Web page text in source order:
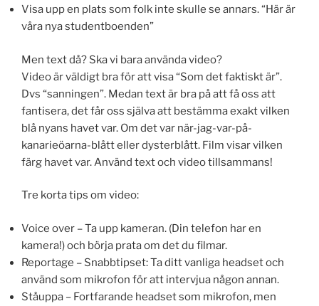
Visa upp en plats som folk inte skulle se annars. “Här är
våra nya studentboenden”
Men text då? Ska vi bara använda video?
Video är väldigt bra för att visa “Som det faktiskt är”.
Dvs “sanningen”. Medan text är bra på att få oss att
fantisera, det får oss själva att bestämma exakt vilken
blå nyans havet var. Om det var när-jag-var-på-
kanarieöarna-blått eller dysterblått. Film visar vilken
färg havet var. Använd text och video tillsammans!
Tre korta tips om video:
Voice over – Ta upp kameran. (Din telefon har en
kamera!) och börja prata om det du filmar.
Reportage – Snabbtipset: Ta ditt vanliga headset och
använd som mikrofon för att intervjua någon annan.
Ståuppa – Fortfarande headset som mikrofon, men